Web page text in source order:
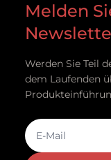
Melden
Werden Sie Teil
dem Laufenden
E-Mail